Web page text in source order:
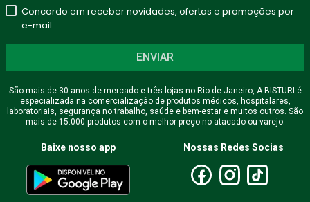
Seu nome
Endereço de email
Escreva uma avaliação
Concordo em receber novidades, ofertas e promoções por
e-mail.
ENVIAR
São mais de 30 anos de mercado e três lojas no Rio de Janeiro, A BISTURI é
especializada na comercialização de produtos médicos, hospitalares,
laboratoriais, segurança no trabalho, saúde e bem-estar e muitos outros. São
mais de 15.000 produtos com o melhor preço no atacado ou varejo.
Baixe nosso app Nossas Redes Socias